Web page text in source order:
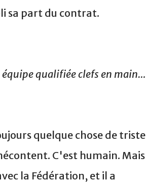
sa part du contrat.
qualifiée clefs en main…
quelque chose de triste
C'est humain.
la Fédération, et il a